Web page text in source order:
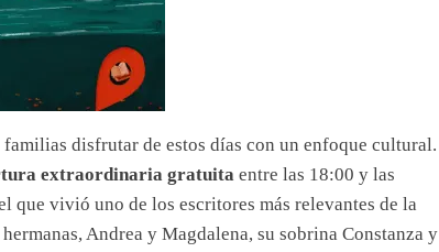
disfrutar de estos días con un enfoque cultural.
extraordinaria gratuita entre las 18:00 y las
que vivió uno de los escritores más relevantes de la
Andrea y Magdalena, su sobrina Constanza y